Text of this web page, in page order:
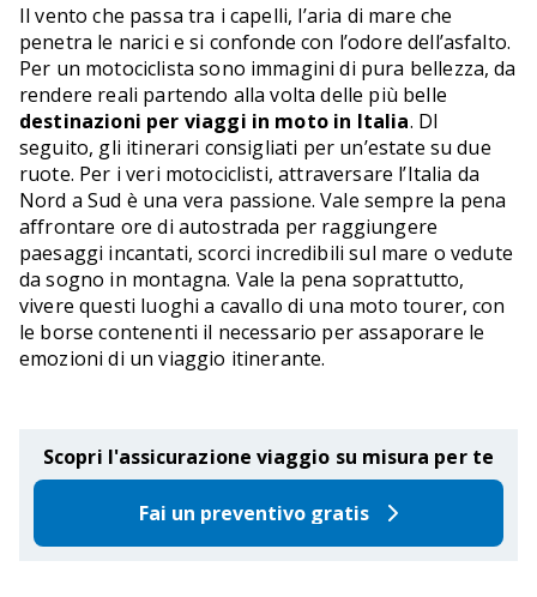
Il vento che passa tra i capelli, l’aria di mare che
penetra le narici e si confonde con l’odore dell’asfalto.
Per un motociclista sono immagini di pura bellezza, da
rendere reali partendo alla volta delle più belle
destinazioni per viaggi in moto in Italia. DI
seguito, gli itinerari consigliati per un’estate su due
ruote. Per i veri motociclisti, attraversare l’Italia da
Nord a Sud è una vera passione. Vale sempre la pena
affrontare ore di autostrada per raggiungere
paesaggi incantati, scorci incredibili sul mare o vedute
da sogno in montagna. Vale la pena soprattutto,
vivere questi luoghi a cavallo di una moto tourer, con
le borse contenenti il necessario per assaporare le
emozioni di un viaggio itinerante.
Scopri l'assicurazione viaggio su misura per te
Fai un preventivo gratis